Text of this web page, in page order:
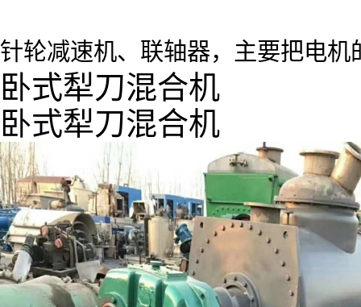
针轮减速机、联轴器，主要把电
卧式犁刀混合机
卧式犁刀混合机